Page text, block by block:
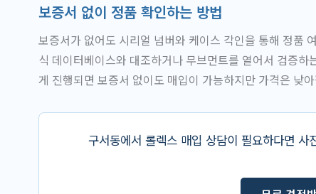
보증서 없이 정품 확인하는 방법
보증서가 없어도 시리얼 넘버와 케이스 각인을 통해 정품
식 데이터베이스와 대조하거나 무브먼트를 열어서 검증
게 진행되면 보증서 없이도 매입이 가능하지만 가격은 낮
구서동에서 롤렉스 매입 상담이 필요하다면